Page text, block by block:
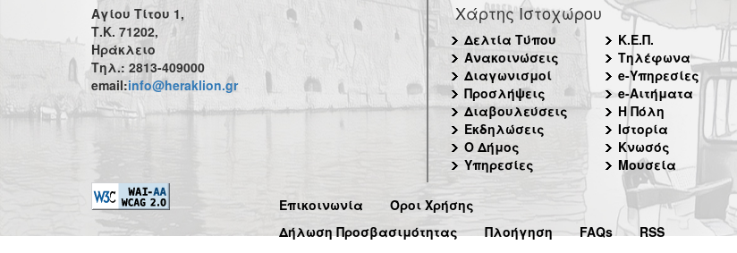
Αγίου Τίτου 1,
Τ.Κ. 71202,
Ηράκλειο
Τηλ.: 2813-409000
email:info@heraklion.gr
Χάρτης Ιστοχώρου
Δελτία Τύπου
Ανακοινώσεις
Διαγωνισμοί
Προσλήψεις
Διαβουλεύσεις
Εκδηλώσεις
Ο Δήμος
Υπηρεσίες
Κ.Ε.Π.
Τηλέφωνα
e-Υπηρεσίες
e-Αιτήματα
Η Πόλη
Ιστορία
Κνωσός
Μουσεία
Επικοινωνία
Όροι Χρήσης
Δήλωση Προσβασιμότητας
Πλοήγηση FAQs RSS